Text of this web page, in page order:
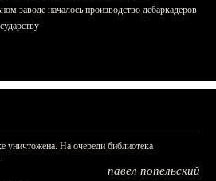
заводе началось производство дебаркадеров
уничтожена. На очереди библиотека
павел попельский